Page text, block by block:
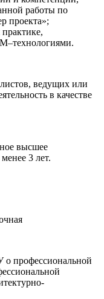
работы по
проекта»;
ведущих или
в качестве
высшее
3 лет.
профессиональной